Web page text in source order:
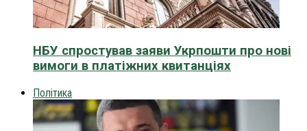
НБУ спростував заяви Укрпошти про нові
вимоги в платіжних квитанціях
Політика